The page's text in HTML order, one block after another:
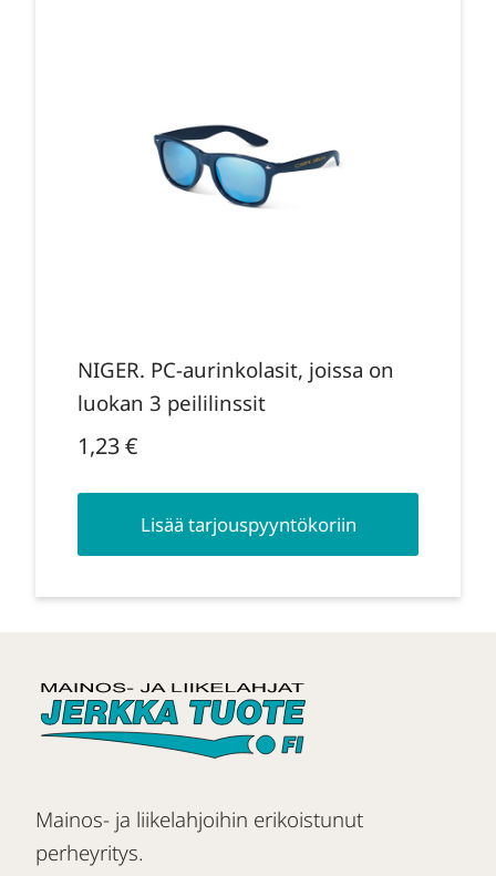
NIGER. PC-aurinkolasit, joissa on
luokan 3 peililinssit
1,23€
Lisää tarjouspyyntökoriin
Mainos- ja liikelahjoihin erikoistunut
perheyritys.